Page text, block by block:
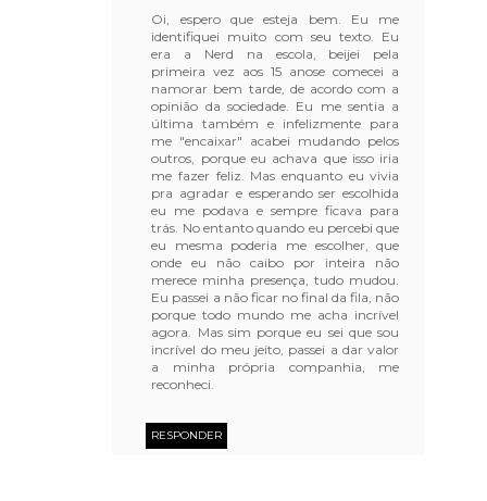
Oi, espero que esteja bem. Eu me
identifiquei muito com seu texto. Eu
era a Nerd na escola, beijei pela
primeira vez aos 15 anose comecei a
namorar bem tarde, de acordo com a
opinião da sociedade. Eu me sentia a
última também e infelizmente para
me "encaixar" acabei mudando pelos
outros, porque eu achava que isso iria
me fazer feliz. Mas enquanto eu vivia
pra agradar e esperando ser escolhida
eu me podava e sempre ficava para
trás. No entanto quando eu percebi que
eu mesma poderia me escolher, que
onde eu não caibo por inteira não
merece minha presença, tudo mudou.
Eu passei a não ficar no final da fila, não
porque todo mundo me acha incrível
agora. Mas sim porque eu sei que sou
incrível do meu jeito, passei a dar valor
a minha própria companhia, me
reconheci.
RESPONDER